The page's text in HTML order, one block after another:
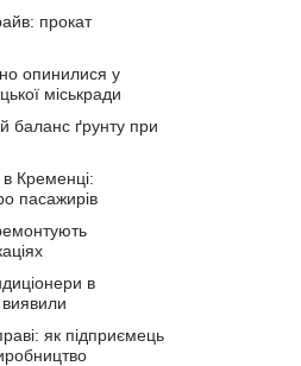
прокат
опинилися у
міськради
баланс ґрунту при
Кременці:
пасажирів
в
як підприємець